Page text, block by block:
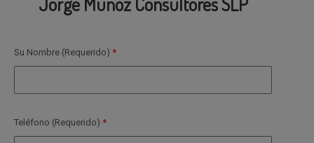
Su Nombre (Requerido)
Teléfono (Requerido)